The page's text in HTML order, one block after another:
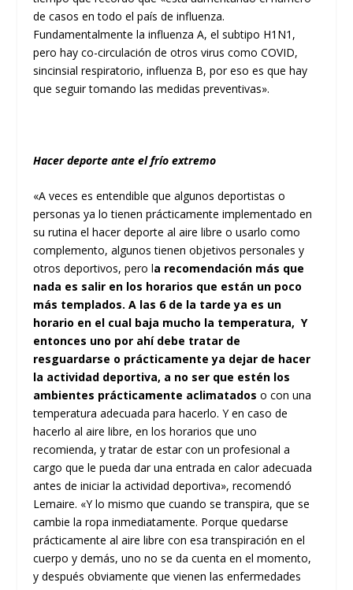
de casos en todo el país de influenza.
Fundamentalmente la influenza A, el subtipo H1N1,
pero hay co-circulación de otros virus como COVID,
sincinsial respiratorio, influenza B, por eso es que hay
que seguir tomando las medidas preventivas».
Hacer deporte ante el frío extremo
«A veces es entendible que algunos deportistas o
personas ya lo tienen prácticamente implementado en
su rutina el hacer deporte al aire libre o usarlo como
complemento, algunos tienen objetivos personales y
otros deportivos, pero la recomendación más que
nada es salir en los horarios que están un poco
más templados. A las 6 de la tarde ya es un
horario en el cual baja mucho la temperatura, Y
entonces uno por ahí debe tratar de
resguardarse o prácticamente ya dejar de hacer
la actividad deportiva, a no ser que estén los
ambientes prácticamente aclimatados o con una
temperatura adecuada para hacerlo. Y en caso de
hacerlo al aire libre, en los horarios que uno
recomienda, y tratar de estar con un profesional a
cargo que le pueda dar una entrada en calor adecuada
antes de iniciar la actividad deportiva», recomendó
Lemaire. «Y lo mismo que cuando se transpira, que se
cambie la ropa inmediatamente. Porque quedarse
prácticamente al aire libre con esa transpiración en el
cuerpo y demás, uno no se da cuenta en el momento,
y después obviamente que vienen las enfermedades